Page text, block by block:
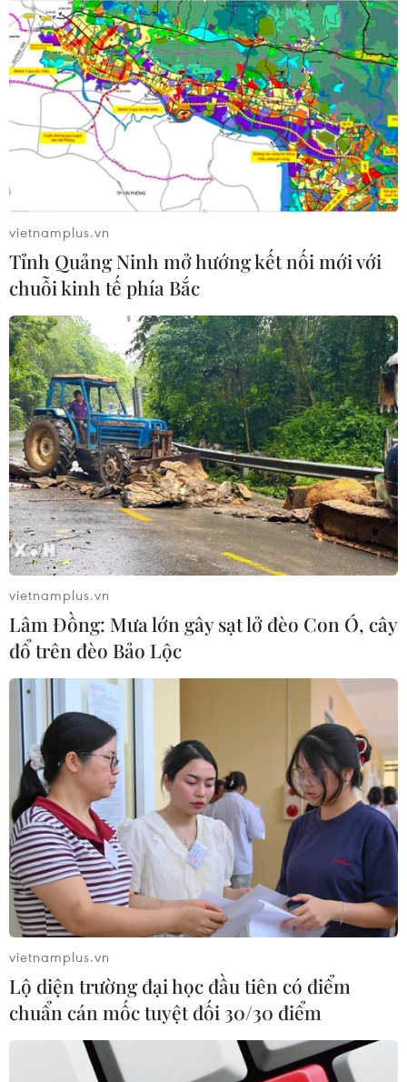
vietnamplus.vn
Tỉnh Quảng Ninh mở hướng kết nối mới với
chuỗi kinh tế phía Bắc
vietnamplus.vn
Lâm Đồng: Mưa lớn gây sạt lở đèo Con Ó, cây
đổ trên đèo Bảo Lộc
vietnamplus.vn
Lộ diện trường đại học đầu tiên có điểm
chuẩn cán mốc tuyệt đối 30/30 điểm